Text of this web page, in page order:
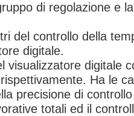
di regolazione e
del controllo della
digitale.
digitale
Ha le
precisione di
totali ed il